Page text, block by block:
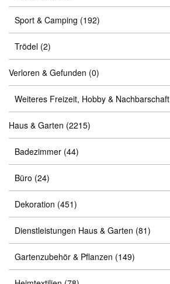
Sport & Camping (192)
Trödel (2)
Verloren & Gefunden (0)
Weiteres Freizeit, Hobby & Nachbarschaft
Haus & Garten (2215)
Badezimmer (44)
Büro (24)
Dekoration (451)
Dienstleistungen Haus & Garten (81)
Gartenzubehör & Pflanzen (149)